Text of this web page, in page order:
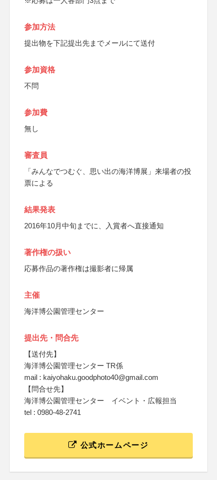
参加方法
提出物を下記提出先までメールにて送付
参加資格
不問
参加費
無し
審査員
「みんなでつむぐ、思い出の海洋博展」来場者の投
票による
結果発表
2016年10月中旬までに、入賞者へ直接通知
著作権の扱い
応募作品の著作権は撮影者に帰属
主催
海洋博公園管理センター
提出先・問合先
【送付先】
海洋博公園管理センター TR係
mail : kaiyohaku.goodphoto40@gmail.com
【問合せ先】
海洋博公園管理センター イベント・広報担当
tel : 0980-48-2741
公式ホームページ